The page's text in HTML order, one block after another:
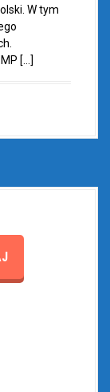
W tym
[…]